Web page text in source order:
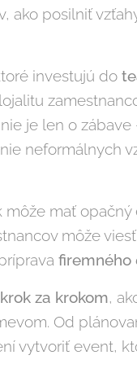
ako posilniť
investujú do
nie je len o
neformálnych
mať
môže
firemného
krok za krokom,
Od
vytvoriť event,